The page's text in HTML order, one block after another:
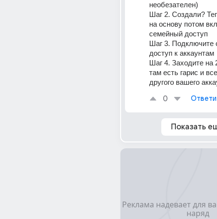
необезателен)
Шаг 2. Создали?
на основу потом
семейный доступ
Шаг 3. Подключите
доступ к аккаунтам
Шаг 4. Заходите на
там есть гарис и
другого вашего
0
Показать